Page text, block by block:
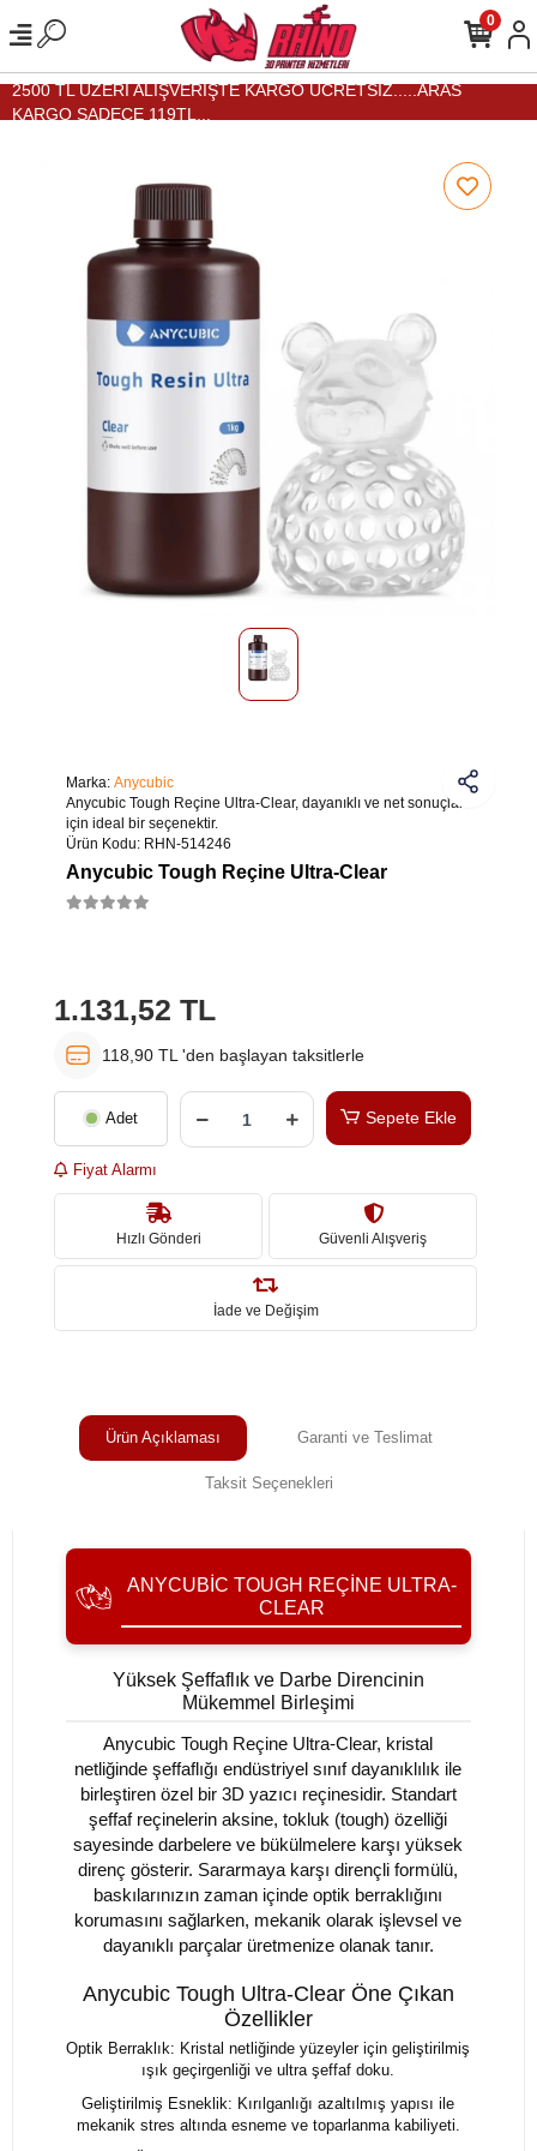
2500 TL ÜZERİ ALIŞVERİŞTE KARGO ÜCRETSİZ.....ARAS
KARGO SADECE 119TL...
0
Marka: Anycubic
Anycubic Tough Reçine Ultra-Clear, dayanıklı ve net sonuçlar
için ideal bir seçenektir.
Ürün Kodu: RHN-514246
Anycubic Tough Reçine Ultra-Clear
1.131,52 TL
118,90 TL 'den başlayan taksitlerle
Adet Sepete Ekle
Fiyat Alarmı
Hızlı Gönderi Güvenli Alışveriş
İade ve Değişim
Ürün Açıklaması Garanti ve Teslimat
Taksit Seçenekleri
ANYCUBIC TOUGH REÇINE ULTRA-
CLEAR
Yüksek Şeffaflık ve Darbe Direncinin
Mükemmel Birleşimi
Anycubic Tough Reçine Ultra-Clear, kristal
netliğinde şeffaflığı endüstriyel sınıf dayanıklılık ile
birleştiren özel bir 3D yazıcı reçinesidir. Standart
şeffaf reçinelerin aksine, tokluk (tough) özelliği
sayesinde darbelere ve bükülmelere karşı yüksek
direnç gösterir. Sararmaya karşı dirençli formülü,
baskılarınızın zaman içinde optik berraklığını
korumasını sağlarken, mekanik olarak işlevsel ve
dayanıklı parçalar üretmenize olanak tanır.
Anycubic Tough Ultra-Clear Öne Çıkan
Özellikler
Optik Berraklık: Kristal netliğinde yüzeyler için geliştirilmiş
ışık geçirgenliği ve ultra şeffaf doku.
Geliştirilmiş Esneklik: Kırılganlığı azaltılmış yapısı ile
mekanik stres altında esneme ve toparlanma kabiliyeti.